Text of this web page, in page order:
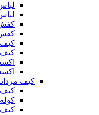
کفش
کفش
کیف
کیف
کیف
کیف
کیف